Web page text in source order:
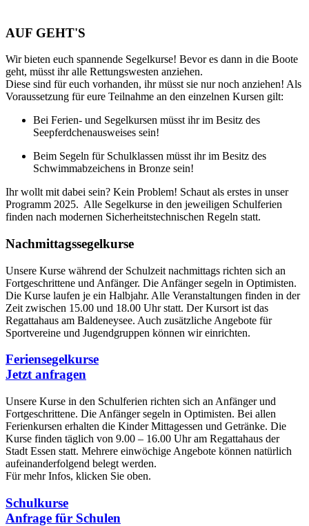
AUF GEHT'S
Wir bieten euch spannende Segelkurse! Bevor es dann in die Boote
geht, müsst ihr alle Rettungswesten anziehen.
Diese sind für euch vorhanden, ihr müsst sie nur noch anziehen! Als
Voraussetzung für eure Teilnahme an den einzelnen Kursen gilt:
Bei Ferien- und Segelkursen müsst ihr im Besitz des
Seepferdchenausweises sein!
Beim Segeln für Schulklassen müsst ihr im Besitz des
Schwimmabzeichens in Bronze sein!
Ihr wollt mit dabei sein? Kein Problem! Schaut als erstes in unser
Programm 2025. Alle Segelkurse in den jeweiligen Schulferien
finden nach modernen Sicherheitstechnischen Regeln statt.
Nachmittagssegelkurse
Unsere Kurse während der Schulzeit nachmittags richten sich an
Fortgeschrittene und Anfänger. Die Anfänger segeln in Optimisten.
Die Kurse laufen je ein Halbjahr. Alle Veranstaltungen finden in der
Zeit zwischen 15.00 und 18.00 Uhr statt. Der Kursort ist das
Regattahaus am Baldeneysee. Auch zusätzliche Angebote für
Sportvereine und Jugendgruppen können wir einrichten.
Feriensegelkurse
Jetzt anfragen
Unsere Kurse in den Schulferien richten sich an Anfänger und
Fortgeschrittene. Die Anfänger segeln in Optimisten. Bei allen
Ferienkursen erhalten die Kinder Mittagessen und Getränke. Die
Kurse finden täglich von 9.00 – 16.00 Uhr am Regattahaus der
Stadt Essen statt. Mehrere einwöchige Angebote können natürlich
aufeinanderfolgend belegt werden.
Für mehr Infos, klicken Sie oben.
Schulkurse
Anfrage für Schulen